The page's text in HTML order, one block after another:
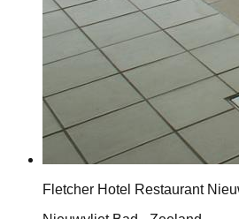
Fletcher Hotel Restaurant